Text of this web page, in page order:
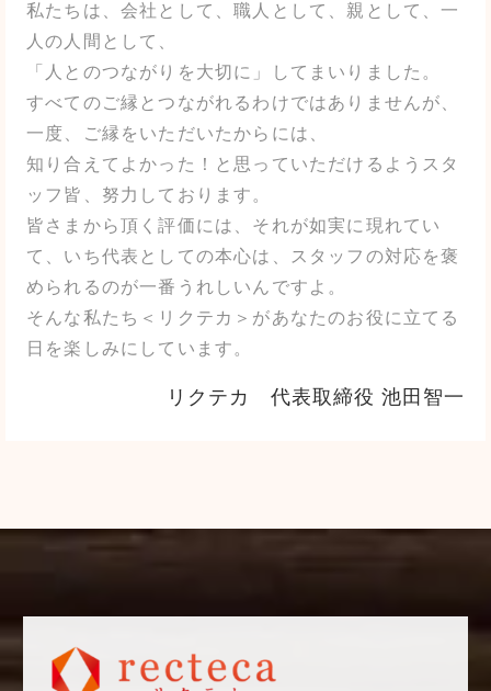
私たちは、会社として、職人として、親として、一
人の人間として、
「人とのつながりを大切に」してまいりました。
すべてのご縁とつながれるわけではありませんが、
一度、ご縁をいただいたからには、
知り合えてよかった！と思っていただけるようスタ
ッフ皆、努力しております。
皆さまから頂く評価には、それが如実に現れてい
て、いち代表としての本心は、スタッフの対応を褒
められるのが一番うれしいんですよ。
そんな私たち＜リクテカ＞があなたのお役に立てる
日を楽しみにしています。
リクテカ 代表取締役 池田智一